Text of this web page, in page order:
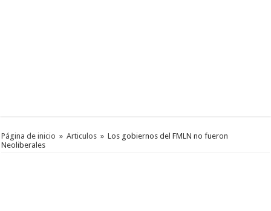
Página de inicio » Articulos » Los gobiernos del FMLN no fueron
Neoliberales